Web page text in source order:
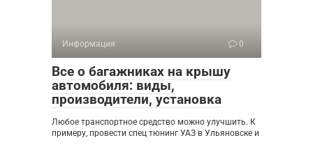
Информация 0
Все о багажниках на крышу
автомобиля: виды,
производители, установка
Любое транспортное средство можно улучшить. К
примеру, провести спец тюнинг УАЗ в Ульяновске и